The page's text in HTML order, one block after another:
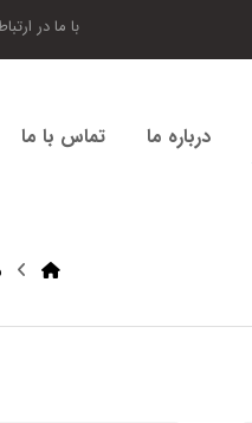
با ما در
درباره ما تماس با ما